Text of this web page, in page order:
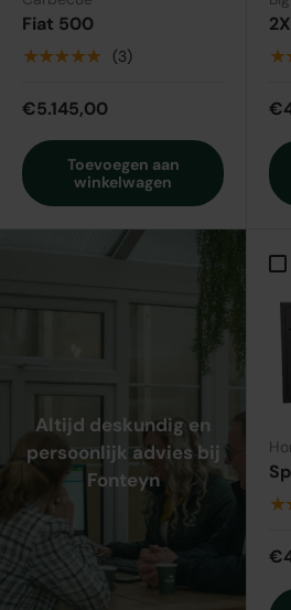
Fiat 500
★★★★★ (3)
€5.145,00
Toevoegen aan
winkelwagen
Altijd deskundig en
persoonlijk advies bij
Fonteyn